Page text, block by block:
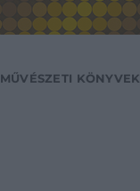
MŰVÉSZETI KÖNYVEK